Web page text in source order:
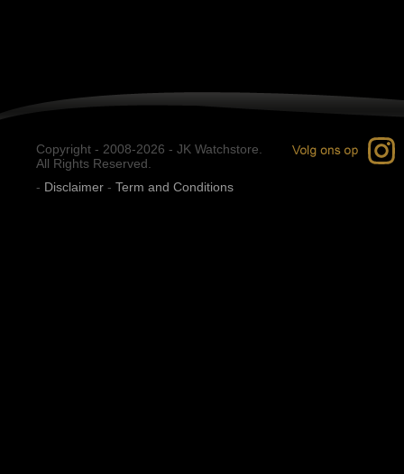
Copyright - 2008-2026 - JK Watchstore.
All Rights Reserved.
- Disclaimer - Term and Conditions